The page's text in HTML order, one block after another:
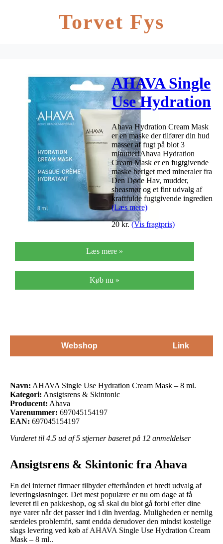
Torvet Fys
AHAVA Single
Use Hydration
Cream Mask –
8 ml.
Ahava Hydration Cream Mask
er en maske der tilfører din hud
masser af fugt på blot 3
minutter!Ahava Hydration
Cream Mask er en fugtgivende
maske beriget med mineraler fra
Den Døde Hav, mudder,
sheasmør og et fint udvalg af
kraftfulde fugtgivende ingredien
(Læs mere)
20 kr. (Vis fragtpris)
Læs mere »
Køb nu »
Webshop Link
Navn: AHAVA Single Use Hydration Cream Mask – 8 ml.
Kategori: Ansigtsrens & Skintonic
Producent: Ahava
Varenummer: 697045154197
EAN: 697045154197
Vurderet til 4.5 ud af 5 stjerner baseret på 12 anmeldelser
Ansigtsrens & Skintonic fra Ahava
En del internet firmaer tilbyder efterhånden et bredt udvalg af
leveringsløsninger. Det mest populære er nu om dage at få
leveret til en pakkeshop, og så skal du blot gå forbi efter dine
nye varer når det passer ind i din hverdag. Muligheden er nemlig
særdeles problemfri, samt endda derudover den mindst kostelige
slags levering ved køb af AHAVA Single Use Hydration Cream
Mask – 8 ml..